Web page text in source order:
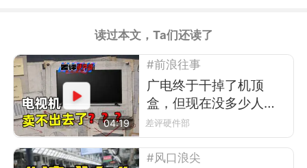
读过本文，Ta们还读了
04:19
#前浪往事
广电终于干掉了机顶
盒，但现在没多少人看
电视了
差评硬件部
#风口浪尖